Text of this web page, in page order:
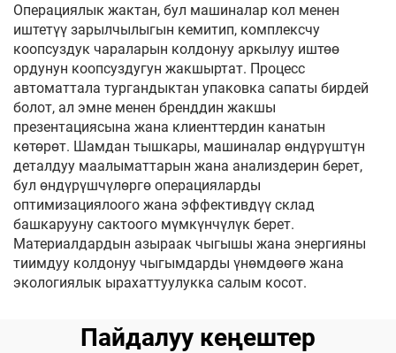
Операциялык жактан, бул машиналар кол менен
иштетүү зарылчылыгын кемитип, комплексчу
коопсуздук чараларын колдонуу аркылуу иштөө
ордунун коопсуздугун жакшыртат. Процесс
автоматтала тургандыктан упаковка сапаты бирдей
болот, ал эмне менен бренддин жакшы
презентациясына жана клиенттердин канатын
көтөрөт. Шамдан тышкары, машиналар өндүрүштүн
деталдуу маалыматтарын жана анализдерин берет,
бул өндүрүшчүлөргө операцияларды
оптимизациялоого жана эффективдүү склад
башкарууну сактоого мүмкүнчүлүк берет.
Материалдардын азыраак чыгышы жана энергияны
тиимдуу колдонуу чыгымдарды үнөмдөөгө жана
экологиялык ырахаттуулукка салым косот.
Пайдалуу кеңештер